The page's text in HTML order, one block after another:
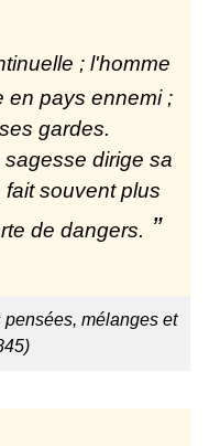
; l'homme
en pays ennemi ;
gardes.
dirige sa
souvent plus
de dangers.
pensées, mélanges et